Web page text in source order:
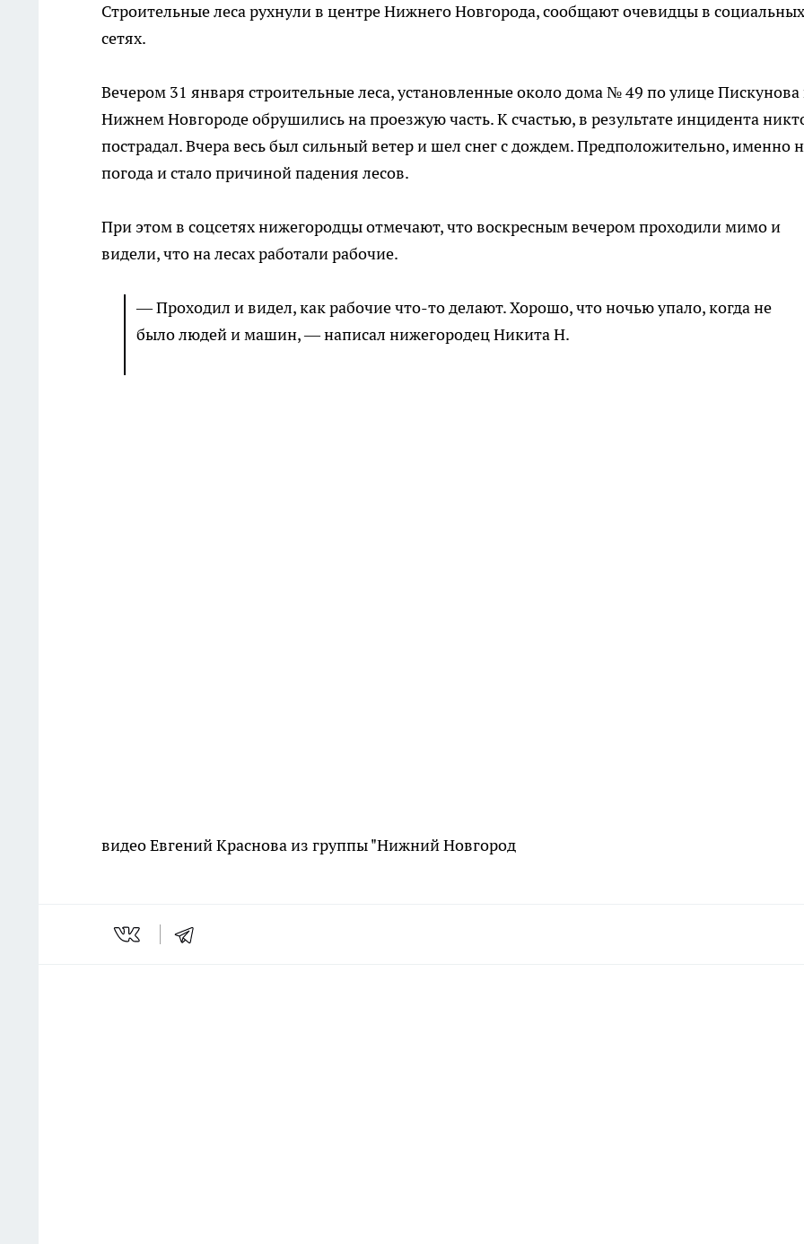
Строительные леса рухнули в центре Нижнего Новгорода, сообщают очевидцы в социальных
сетях.
Вечером 31 января строительные леса, установленные около дома № 49 по улице Пискунова
Нижнем Новгороде обрушились на проезжую часть. К счастью, в результате инцидента
пострадал. Вчера весь был сильный ветер и шел снег с дождем. Предположительно, именно
погода и стало причиной падения лесов.
При этом в соцсетях нижегородцы отмечают, что воскресным вечером проходили мимо и
видели, что на лесах работали рабочие.
— Проходил и видел, как рабочие что-то делают. Хорошо, что ночью упало, когда не
было людей и машин, — написал нижегородец Никита Н.
видео Евгений Краснова из группы "Нижний Новгород